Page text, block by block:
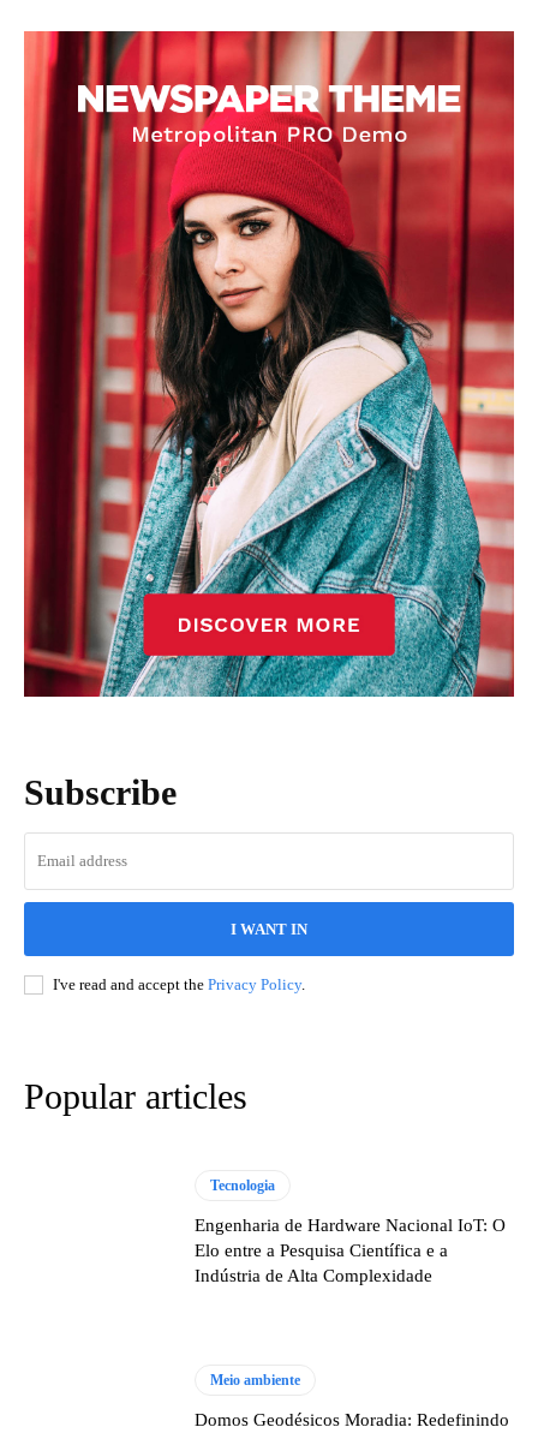
Subscribe
I WANT IN
I've read and accept the Privacy Policy.
Popular articles
Tecnologia
Engenharia de Hardware Nacional IoT: O
Elo entre a Pesquisa Científica e a
Indústria de Alta Complexidade
Meio ambiente
Domos Geodésicos Moradia: Redefinindo